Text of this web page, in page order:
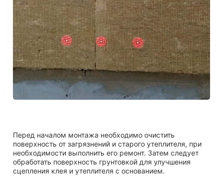
Перед началом монтажа необходимо очистить
поверхность от загрязнений и старого утеплителя, при
необходимости выполнить его ремонт. Затем следует
обработать поверхность грунтовкой для улучшения
сцепления клея и утеплителя с основанием.